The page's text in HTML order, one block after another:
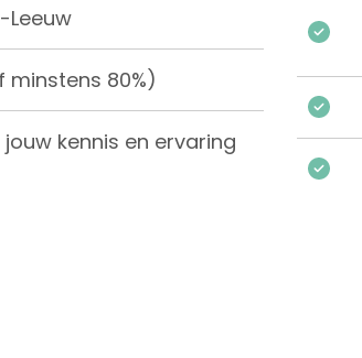
Leeuw
80%)
kennis en ervaring